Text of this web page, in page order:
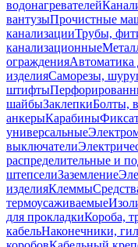
водонагревателей
вантузыПрочистные
канализацииТрубы,
канализационные
огражденияАвтоматика
изделияСаморезы,
штифты
шайбыЗаклепкиБолты,
анкерыКарабины
универсальные
выключатели
распределительные и
штепселиЗаземление
изделияКлеммы
термоусаживаемые
для прокладкиКороба,
кабельНаконечники,